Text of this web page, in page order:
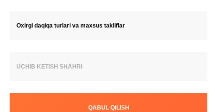
Oxirgi daqiqa turlari va maxsus takliflar
UCHIB KETISH SHAHRI
QABUL QILISH